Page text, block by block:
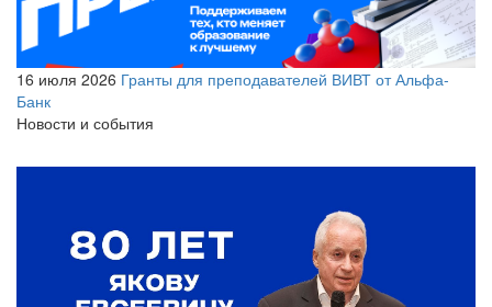
16 июля 2026 Гранты для преподавателей ВИВТ от Альфа-
Банк
Новости и события